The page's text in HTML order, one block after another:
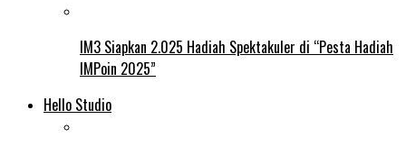
IM3 Siapkan 2.025 Hadiah Spektakuler di “Pesta Hadiah
IMPoin 2025”
Hello Studio